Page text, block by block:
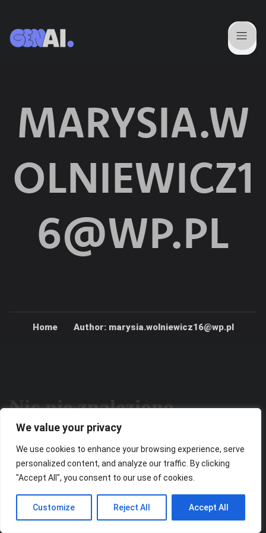
We value your privacy
We use cookies to enhance your browsing experience, serve
personalized content, and analyze our traffic. By clicking
"Accept All", you consent to our use of cookies.
Customize Reject All Accept All
MARYSIA.W
OLNIEWICZ1
6@WP.PL
Home Author: marysia.wolniewicz16@wp.pl
Nic nie znaleziono
Wygląda na to, że nie możemy znaleźć tego, czego
szukasz. Być może wyszukiwanie może pomóc.